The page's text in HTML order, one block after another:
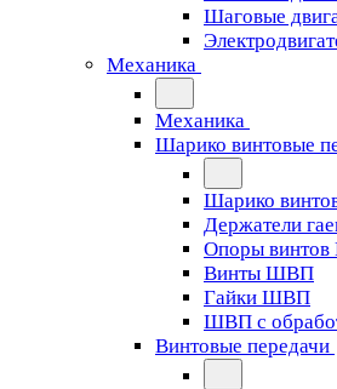
Шаговые
Механика
Механика
Шарико винтовые
Шарико
Держатели
Опоры
Винты ШВП
Гайки ШВП
ШВП с
Винтовые передачи